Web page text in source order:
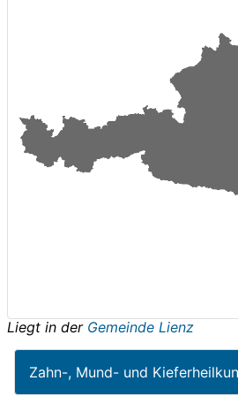
Liegt in der Gemeinde Lienz
Zahn-, Mund- und